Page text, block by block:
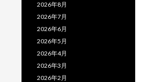
2026年8月
2026年7月
2026年6月
2026年5月
2026年4月
2026年3月
2026年2月